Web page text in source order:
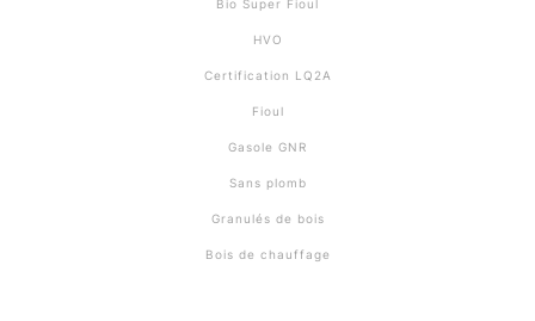
Bio Super Fioul
HVO
Certification LQ2A
Fioul
Gasole GNR
Sans plomb
Granulés de bois
Bois de chauffage